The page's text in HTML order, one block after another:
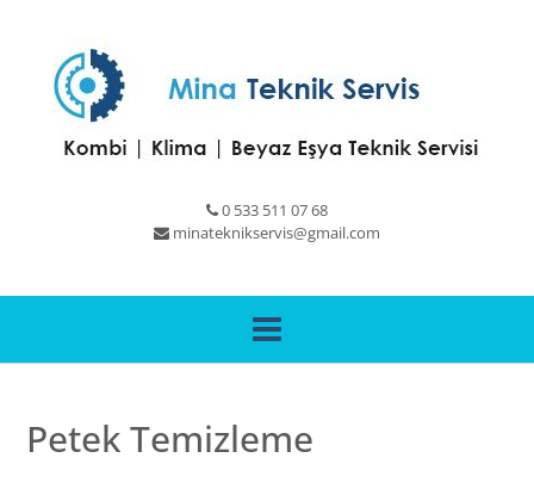
0 533 511 07 68
minateknikservis@gmail.com
Petek Temizleme